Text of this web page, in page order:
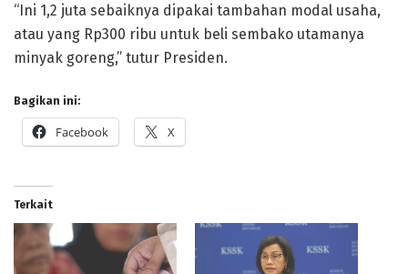
“Ini 1,2 juta sebaiknya dipakai tambahan modal usaha,
atau yang Rp300 ribu untuk beli sembako utamanya
minyak goreng,” tutur Presiden.
Bagikan ini:
Facebook X
Terkait